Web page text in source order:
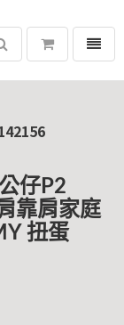
選單
仔P2
靠肩家庭
扭蛋